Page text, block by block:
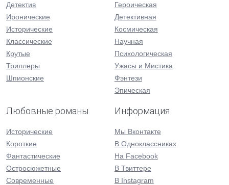
Детектив
Иронические
Исторические
Классические
Крутые
Триллеры
Шпионские
Героическая
Детективная
Космическая
Научная
Психологическая
Ужасы и Мистика
Фэнтези
Эпическая
Любовные романы
Исторические
Короткие
Фантастические
Остросюжетные
Современные
Информация
Мы Вконтакте
В Одноклассниках
На Facebook
В Твиттере
В Instagram